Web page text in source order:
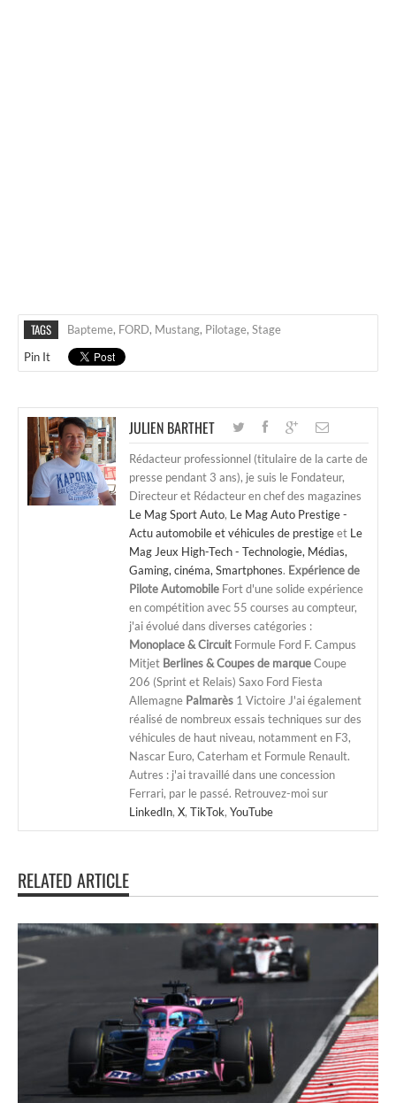
TAGS Bapteme, FORD, Mustang, Pilotage, Stage
Pin It
JULIEN BARTHET
Rédacteur professionnel (titulaire de la carte de
presse pendant 3 ans), je suis le Fondateur,
Directeur et Rédacteur en chef des magazines
Le Mag Sport Auto, Le Mag Auto Prestige -
Actu automobile et véhicules de prestigeet Le
Mag Jeux High-Tech - Technologie, Médias,
Gaming, cinéma, Smartphones. Expérience de
Pilote Automobile Fort d'une solide expérience
en compétition avec 55 courses au compteur,
j'ai évolué dans diverses catégories :
Monoplace & Circuit Formule Ford F. Campus
Mitjet Berlines & Coupes de marqueCoupe
206 (Sprint et Relais) Saxo Ford Fiesta
Allemagne Palmarès 1 Victoire J'ai également
réalisé de nombreux essais techniques sur des
véhicules de haut niveau, notamment en F3,
Nascar Euro, Caterham et Formule Renault.
Autres : j'ai travaillé dans une concession
Ferrari, par le passé. Retrouvez-moi sur
LinkedIn, X, TikTok, YouTube
RELATED ARTICLE